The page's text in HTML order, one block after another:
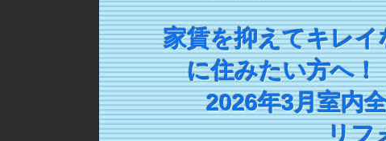
家賃を抑えてキレイ
に住みたい方へ！
2026年3月室内
リフォ